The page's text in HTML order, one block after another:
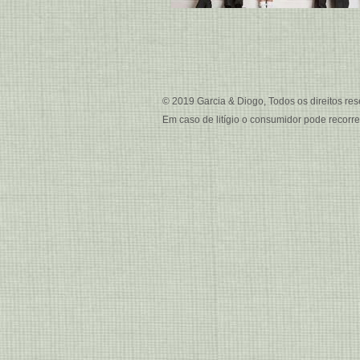
© 2019 Garcia & Diogo, Todos os direitos
Em caso de litígio o consumidor pode